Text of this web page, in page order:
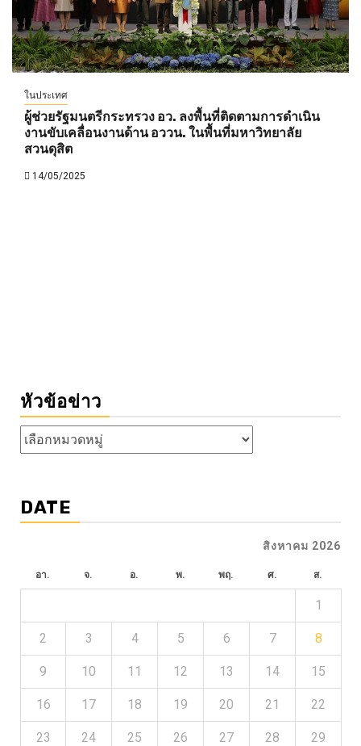
ในประเทศ
ผู้ช่วยรัฐมนตรีกระทรวง อว. ลงพื้นที่ติดตามการดำเนิน
งานขับเคลื่อนงานด้าน อววน. ในพื้นที่มหาวิทยาลัย
สวนดุสิต
14/05/2025
หัวข้อข่าว
หัวข้อ
ข่าว
DATE
สิงหาคม 2026
อา. จ. อ. พ. พฤ. ศ. ส.
1
2 3 4 5 6 7 8
9 10 11 12 13 14 15
16 17 18 19 20 21 22
23 24 25 26 27 28 29